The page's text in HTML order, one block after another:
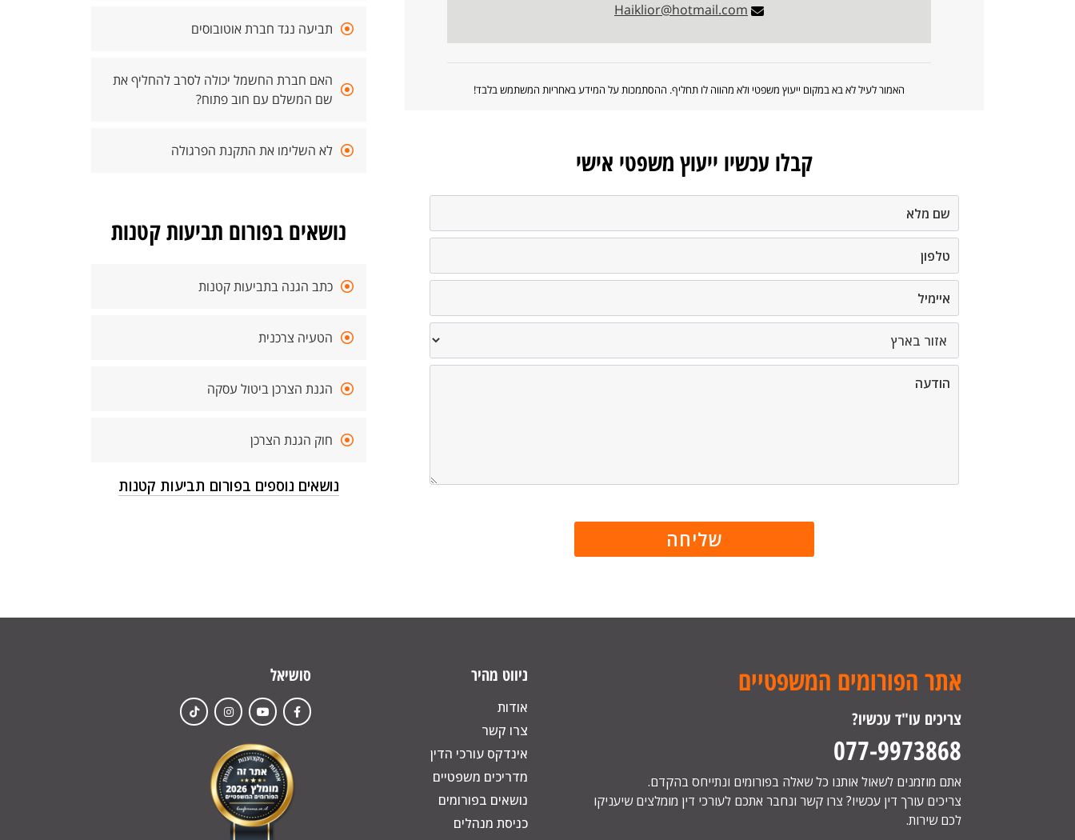
Haiklior@hotmail.com
האמור לעיל לא בא במקום ייעוץ משפטי ולא מהווה לו תחליף. ההסתמכות על המידע באחריות המשתמש בלבד!
קבלו עכשיו ייעוץ משפטי אישי
תביעה נגד חברת אוטובוסים
האם חברת החשמל יכולה לסרב להחליף את
שם המשלם עם חוב פתוח?
לא השלימו את התקנת הפרגולה
נושאים בפורום תביעות קטנות
כתב הגנה בתביעות קטנות
הטעיה צרכנית
הגנת הצרכן ביטול עסקה
חוק הגנת הצרכן
נושאים נוספים בפורום תביעות קטנות
אתר הפורומים המשפטיים
צריכים עו"ד עכשיו?
077-9973868
אתם מוזמנים לשאול אותנו כל שאלה בפורומים ונתייחס בהקדם.
צריכים עורך דין עכשיו? צרו קשר ונחבר אתכם לעורכי דין מומלצים שיעניקו
לכם שירות.
ניווט מהיר
אודות
צרו קשר
אינדקס עורכי הדין
מדריכים משפטיים
נושאים בפורומים
כניסת מנהלים
סושיאל